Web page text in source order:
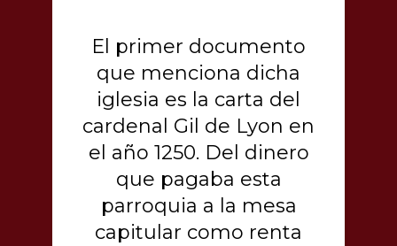
El primer documento
que menciona dicha
iglesia es la carta del
cardenal Gil de Lyon en
el año 1250. Del dinero
que pagaba esta
parroquia a la mesa
capitular como renta